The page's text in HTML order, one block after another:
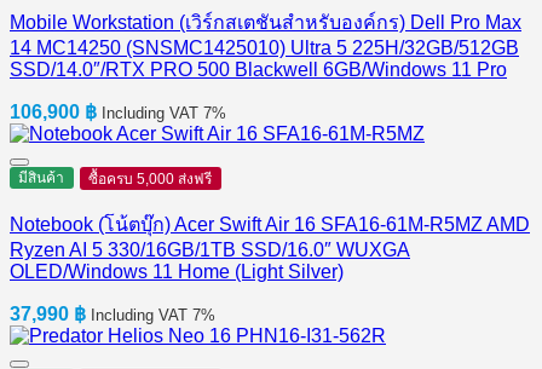
Mobile Workstation (เวิร์กสเตชันสำหรับองค์กร) Dell Pro Max
14 MC14250 (SNSMC1425010) Ultra 5 225H/32GB/512GB
SSD/14.0″/RTX PRO 500 Blackwell 6GB/Windows 11 Pro
106,900 ฿ Including VAT 7%
มีสินค้า ซื้อครบ 5,000 ส่งฟรี
Notebook (โน้ตบุ๊ก) Acer Swift Air 16 SFA16-61M-R5MZ AMD
Ryzen AI 5 330/16GB/1TB SSD/16.0″ WUXGA
OLED/Windows 11 Home (Light Silver)
37,990 ฿ Including VAT 7%